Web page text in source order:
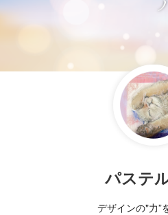
パステ
デザインの"力”